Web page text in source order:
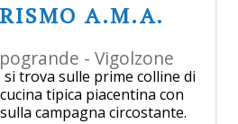
A.M.A.
- Vigolzone
trova sulle prime colline di
tipica piacentina con
campagna circostante.